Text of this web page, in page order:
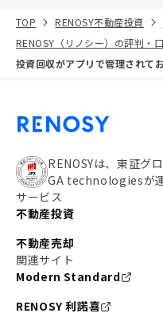
TOP RENOSY不動産投資
RENOSY（リノシー）の評判・
投資回収がアプリで管理されて
RENOSYは、東証グ
GA technologiesが運
サービス
不動産投資
不動産売却
関連サイト
Modern Standard
RENOSY 利諾喜